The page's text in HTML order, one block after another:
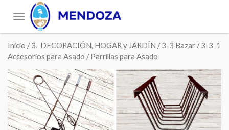
Toggle
navigation
Inicio /3- DECORACIÓN, HOGAR y JARDÍN /3-3 Bazar /3-3-1
Accesorios para Asado / Parrillas para Asado